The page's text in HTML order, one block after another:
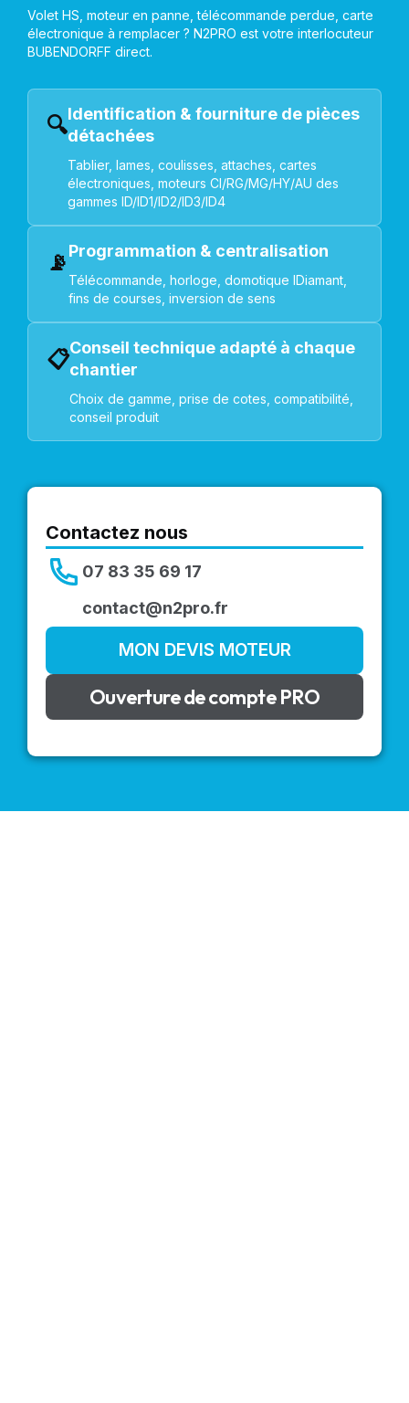
Volet HS, moteur en panne, télécommande perdue, carte
électronique à remplacer ? N2PRO est votre interlocuteur
BUBENDORFF direct.
🔍Identification & fourniture de pièces
détachées
Tablier, lames, coulisses, attaches, cartes
électroniques, moteurs CI/RG/MG/HY/AU des
gammes ID/ID1/ID2/ID3/ID4
📡Programmation & centralisation
Télécommande, horloge, domotique IDiamant,
fins de courses, inversion de sens
📋Conseil technique adapté à chaque
chantier
Choix de gamme, prise de cotes, compatibilité,
conseil produit
Contactez nous
07 83 35 69 17
contact@n2pro.fr
MON DEVIS MOTEUR
Ouverture de compte PRO